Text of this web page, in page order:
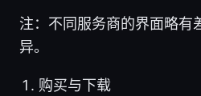
注：不同服务商的界面略有
异。
购买与下载